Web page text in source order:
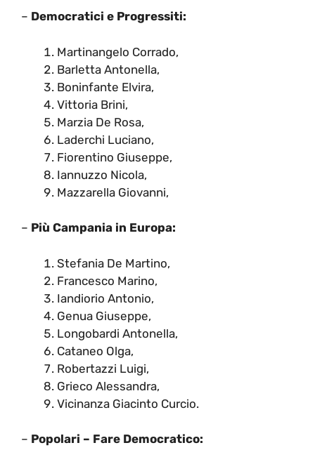
– Democratici e Progressiti:
Martinangelo Corrado,
Barletta Antonella,
Boninfante Elvira,
Vittoria ​Brini,
Marzia De Rosa,
Laderchi Luciano,
Fiorentino Giuseppe,
Iannuzzo Nicola,
Mazzarella Giovanni,
– Più Campania in Europa:
Stefania De Martino,
Francesco Marino,
Iandiorio Antonio,
Genua Giuseppe,
Longobardi Antonella,
Cataneo Olga,
Robertazzi Luigi,
Grieco Alessandra,
Vicinanza Giacinto Curcio.
– Popolari – Fare Democratico: